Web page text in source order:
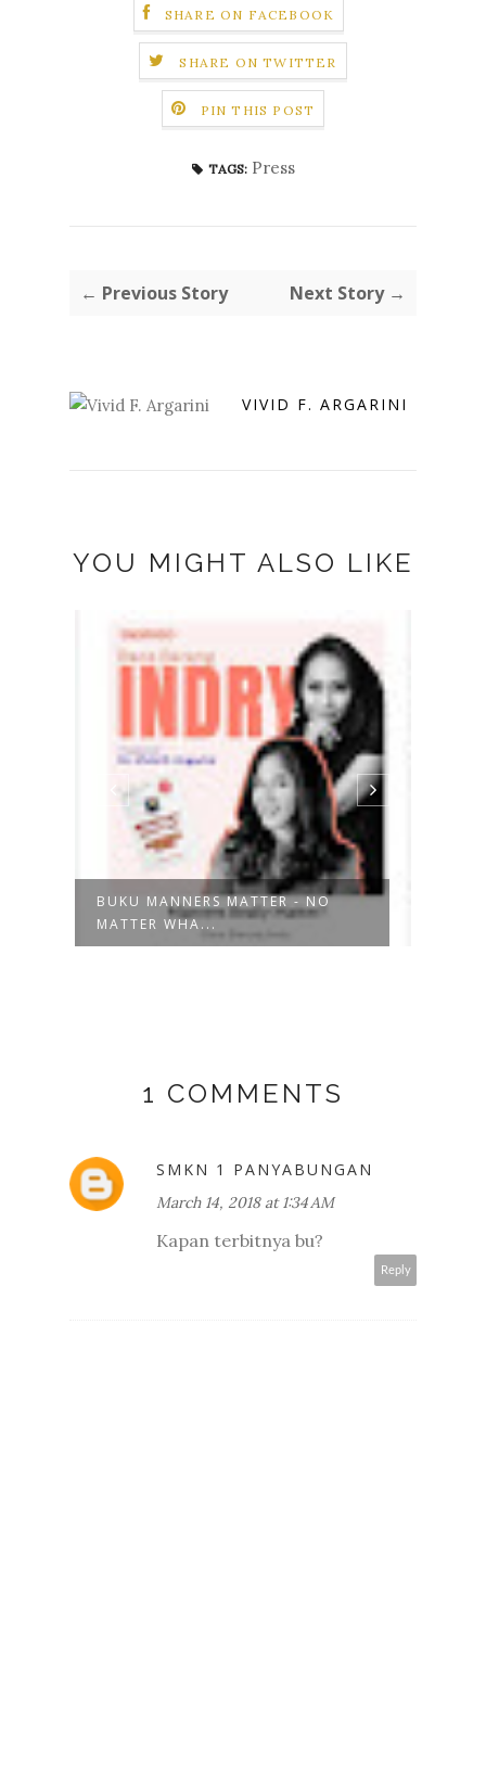
SHARE ON FACEBOOK
SHARE ON TWITTER
PIN THIS POST
TAGS: Press
← Previous Story Next Story →
VIVID F. ARGARINI
YOU MIGHT ALSO LIKE
BUKU MANNERS MATTER - NO
MATTER WHA...
1 COMMENTS
SMKN 1 PANYABUNGAN
March 14, 2018 at 1:34 AM
Kapan terbitnya bu?
Reply